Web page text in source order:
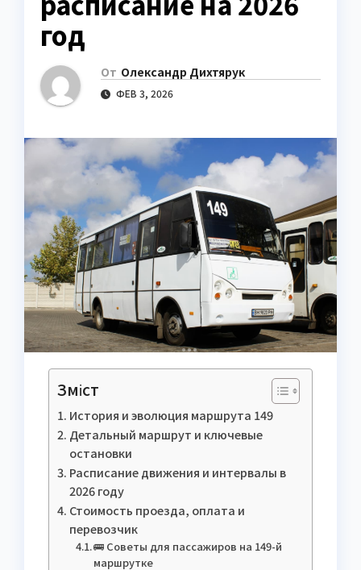
год
От Олександр Дихтярук
ФЕВ 3, 2026
Зміст
История и эволюция маршрута 149
Детальный маршрут и ключевые
остановки
Расписание движения и интервалы в
2026 году
Стоимость проезда, оплата и
перевозчик
🚌 Советы для пассажиров на 149-й
маршрутке